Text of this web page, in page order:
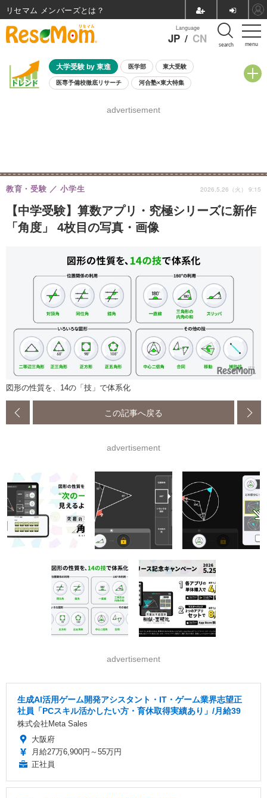
menu
Language
JP / CN search
大学受験 by 東進 医学部 東大受験
医専予備校徹底リサーチ 河合塾×東大特集
8月開催学校説明会・相談会
advertisement
【中学受験】算数アプリ・究極シリーズに新作
「角度」 4枚目の写真・画像
教育・受験 小学生 2026.5.26（火） 9:15
図形の性質を、14の「技」で体系化
この記事へ戻る
advertisement
advertisement
生成AI活用ゲーム開発アシスタント・IT・ゲーム業界志望正
社員「PCスキル活かしたい方・育休取得実績あり」/月給39
株式会社Meta Sales
大阪府
月給27万6,900円～55万円
正社員
リセマム メンバーズ